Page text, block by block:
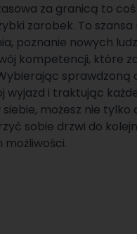
za granicą to coś
zarobek. To
poznanie nowych
kompetencji, które
sprawdzoną
wyjazd i traktując
możesz nie tylko
sobie drzwi do